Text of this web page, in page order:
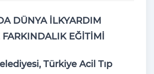
DÜNYA İLKYARDIM
EĞİTİMİ
Türkiye Acil Tıp